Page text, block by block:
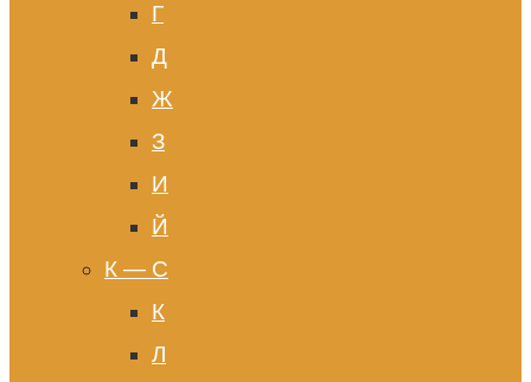
Г
Д
Ж
З
И
Й
К — С
К
Л